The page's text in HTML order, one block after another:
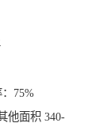
75%
他面积 340-